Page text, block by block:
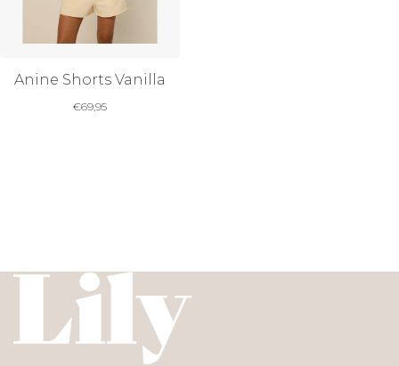
Anine Shorts Vanilla
€69,95